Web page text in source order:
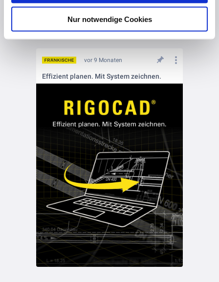
Nur notwendige Cookies
vor 9 Monaten
Effizient planen. Mit System zeichnen.